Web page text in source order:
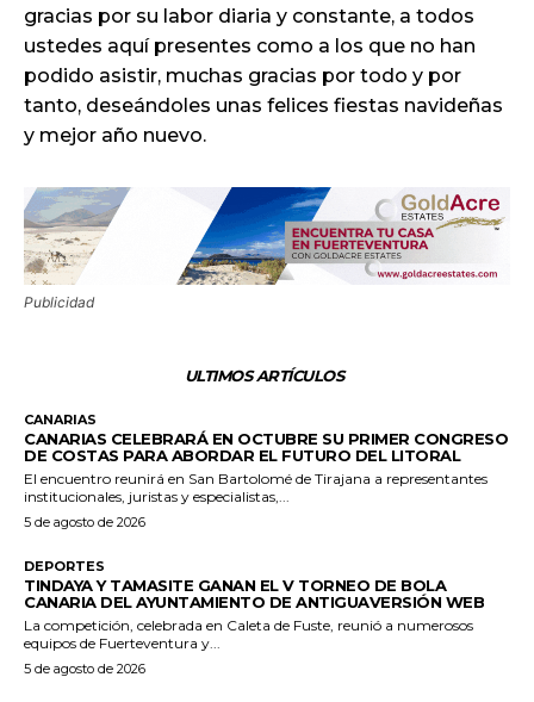
gracias por su labor diaria y constante, a todos
ustedes aquí presentes como a los que no han
podido asistir, muchas gracias por todo y por
tanto, deseándoles unas felices fiestas navideñas
y mejor año nuevo.
Publicidad
ULTIMOS ARTÍCULOS
CANARIAS
CANARIAS CELEBRARÁ EN OCTUBRE SU PRIMER CONGRESO
DE COSTAS PARA ABORDAR EL FUTURO DEL LITORAL
El encuentro reunirá en San Bartolomé de Tirajana a representantes
institucionales, juristas y especialistas,...
5 de agosto de 2026
DEPORTES
TINDAYA Y TAMASITE GANAN EL V TORNEO DE BOLA
CANARIA DEL AYUNTAMIENTO DE ANTIGUAVERSIÓN WEB
La competición, celebrada en Caleta de Fuste, reunió a numerosos
equipos de Fuerteventura y...
5 de agosto de 2026